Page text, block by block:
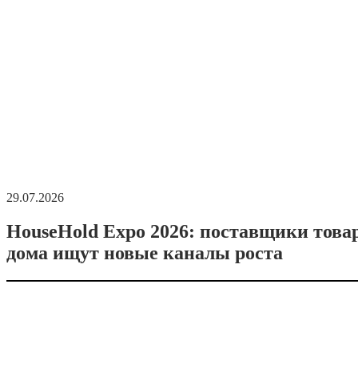
29.07.2026
HouseHold Expo 2026: поставщики
дома ищут новые каналы роста